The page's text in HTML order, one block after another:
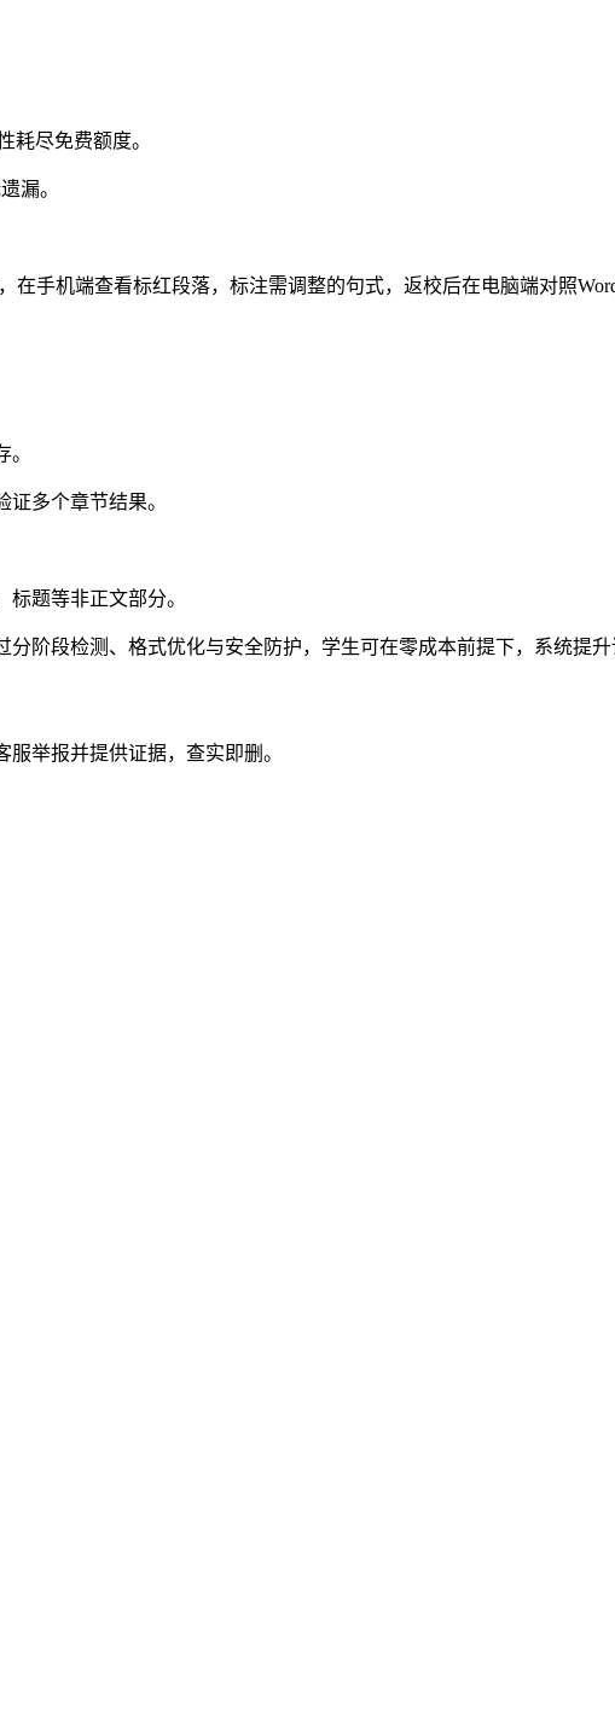
耗尽免费额度。
漏。
手机端查看标红段落，标注需调整的句式，返校后在电脑端对照
多个章节结果。
题等非正文部分。
阶段检测、格式优化与安全防护，学生可在零成本前提下，系统提
举报并提供证据，查实即删。